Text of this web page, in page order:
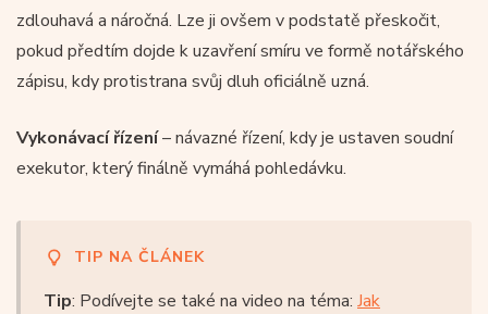
zdlouhavá a náročná. Lze ji ovšem v podstatě přeskočit,
pokud předtím dojde k uzavření smíru ve formě notářského
zápisu, kdy protistrana svůj dluh oficiálně uzná.
Vykonávací řízení– návazné řízení, kdy je ustaven soudní
exekutor, který finálně vymáhá pohledávku.
TIP NA ČLÁNEK
Tip: Podívejte se také na video na téma: Jak